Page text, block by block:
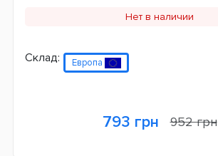
Нет в наличии
Склад: Европа
793 грн 952 грн